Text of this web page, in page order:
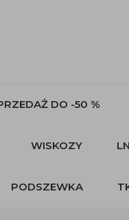
DO -50 %
WISKOZY
PODSZEWKA